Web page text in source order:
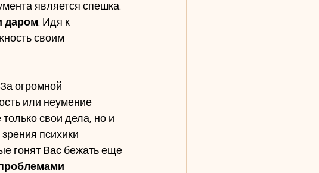
является спешка.
даром. Идя к
своим
огромной
или неумение
свои дела, но и
психики
гонят Вас бежать еще